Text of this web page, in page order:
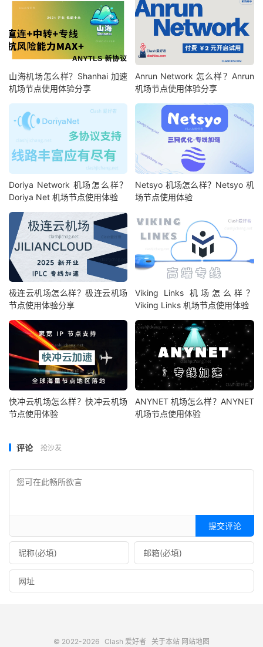
山海机场怎么样？Shanhai 加速
机场节点使用体验分享
Anrun Network 怎么样？Anrun
机场节点使用体验分享
Doriya Network 机场怎么样？
Doriya Net 机场节点使用体验
Netsyo 机场怎么样？Netsyo 机
场节点使用体验
极连云机场怎么样？极连云机场
节点使用体验分享
Viking Links 机场怎么样？
Viking Links 机场节点使用体验
快冲云机场怎么样？快冲云机场
节点使用体验
ANYNET 机场怎么样？ANYNET
机场节点使用体验
评论 抢沙发
提交评论
© 2022-2026 Clash 爱好者 关于本站 网站地图